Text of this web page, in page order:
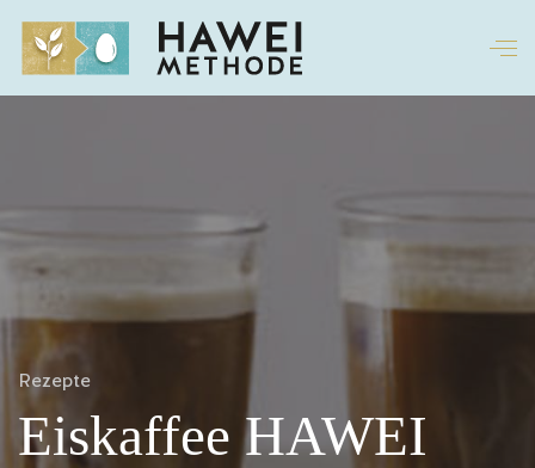
Rezepte
Eiskaffee HAWEI